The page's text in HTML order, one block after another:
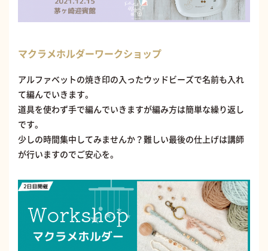
マクラメホルダーワークショップ
アルファベットの焼き印の入ったウッドビーズで名前も入れ
て編んでいきます。
道具を使わず手で編んでいきますが編み方は簡単な繰り返し
です。
少しの時間集中してみませんか？難しい最後の仕上げは講師
が行いますのでご安心を。